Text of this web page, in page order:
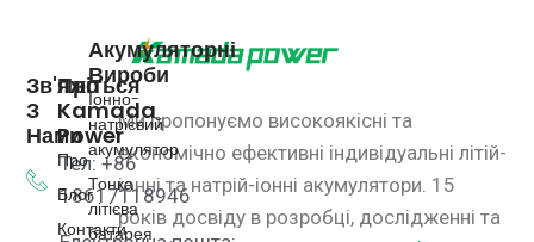
Ми пропонуємо високоякісні та
економічно ефективні індивідуальні літій-
іонні та натрій-іонні акумулятори. 15
років досвіду в розробці, дослідженні та
Акумуляторні
Вироби
Іонно-
натрієвий
акумулятор
Тонка
літієва
батарея
Про
Kamada
Power
Про
Блог
Контакти
Зв'яжіться
З
Нами
Тел: +86
18617118946